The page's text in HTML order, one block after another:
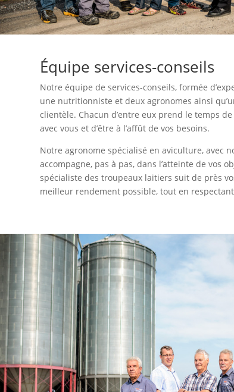
Équipe services-conseils
Notre équipe de services-conseils, formée
une nutritionniste et deux agronomes ainsi
clientèle. Chacun d’entre eux prend le temps
avec vous et d’être à l’affût de vos besoins.
Notre agronome spécialisé en aviculture, avec
accompagne, pas à pas, dans l’atteinte de vos
spécialiste des troupeaux laitiers suit de près
meilleur rendement possible, tout en